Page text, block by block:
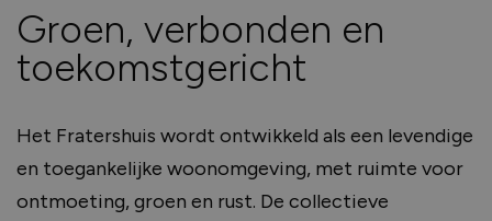
Groen, verbonden en
toekomstgericht
Het Fratershuis wordt ontwikkeld als een levendige
en toegankelijke woonomgeving, met ruimte voor
ontmoeting, groen en rust. De collectieve